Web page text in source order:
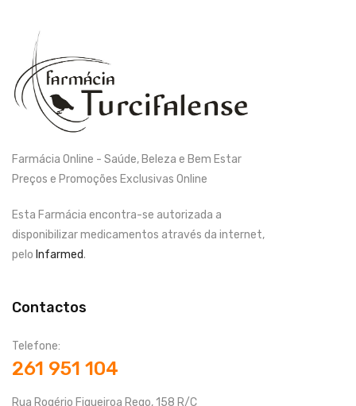
Farmácia Online - Saúde, Beleza e Bem Estar
Preços e Promoções Exclusivas Online
Esta Farmácia encontra-se autorizada a
disponibilizar medicamentos através da internet,
pelo Infarmed.
Contactos
Telefone:
261 951 104
Rua Rogério Figueiroa Rego, 158 R/C